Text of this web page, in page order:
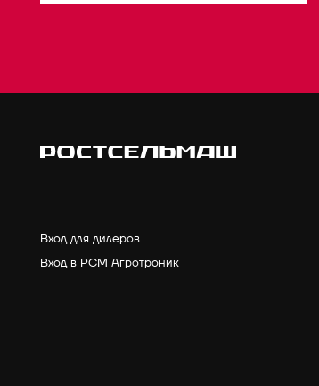
Вход для дилеров
Вход в РСМ Агротроник